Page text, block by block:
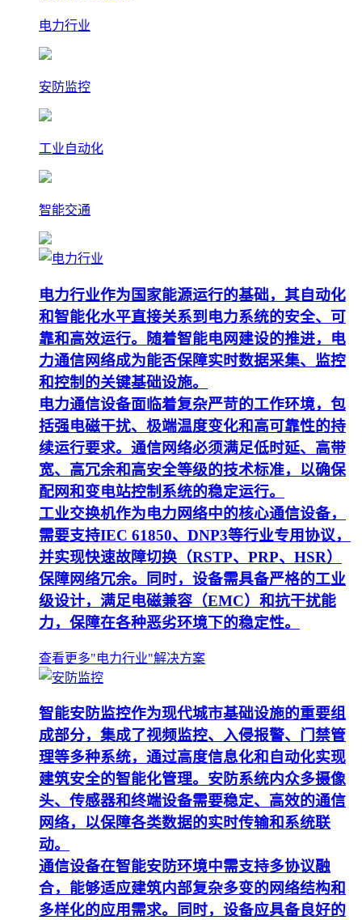
电力行业
安防监控
工业自动化
智能交通
电力行业作为国家能源运行的基础，其自动化
和智能化水平直接关系到电力系统的安全、可
靠和高效运行。随着智能电网建设的推进，电
力通信网络成为能否保障实时数据采集、监控
和控制的关键基础设施。
电力通信设备面临着复杂严苛的工作环境，包
括强电磁干扰、极端温度变化和高可靠性的持
续运行要求。通信网络必须满足低时延、高带
宽、高冗余和高安全等级的技术标准，以确保
配网和变电站控制系统的稳定运行。
工业交换机作为电力网络中的核心通信设备，
需要支持IEC 61850、DNP3等行业专用协议，
并实现快速故障切换（RSTP、PRP、HSR）
保障网络冗余。同时，设备需具备严格的工业
级设计，满足电磁兼容（EMC）和抗干扰能
力，保障在各种恶劣环境下的稳定性。
查看更多"电力行业"解决方案
智能安防监控作为现代城市基础设施的重要组
成部分，集成了视频监控、入侵报警、门禁管
理等多种系统，通过高度信息化和自动化实现
建筑安全的智能化管理。安防系统内众多摄像
头、传感器和终端设备需要稳定、高效的通信
网络，以保障各类数据的实时传输和系统联
动。
通信设备在智能安防环境中需支持多协议融
合，能够适应建筑内部复杂多变的网络结构和
多样化的应用需求。同时，设备应具备良好的